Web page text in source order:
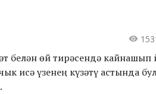
белән өй тирәсендә кайнашып
исә үзенең күзәтү астында